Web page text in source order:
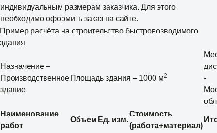
индивидуальным размерам заказчика. Для этого
необходимо оформить заказ на сайте.
Пример расчёта на строительство быстровозводимого
здания
Назначение –
Производственное
здание
Площадь здания – 1000 м2
-
Наименование
работ
Объем Ед. изм.
Стоимость
(работа+материал)